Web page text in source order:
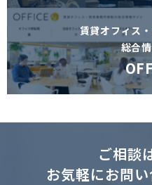
賃貸オフィス
総合
ご相談
お気軽にお問